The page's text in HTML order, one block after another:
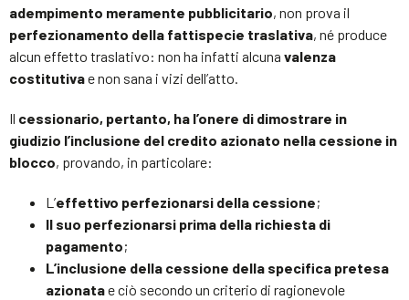
adempimento meramente pubblicitario, non prova il
perfezionamento della fattispecie traslativa, né produce
alcun effetto traslativo: non ha infatti alcuna valenza
costitutivae non sana i vizi dell’atto.
Il cessionario, pertanto, ha l’onere di dimostrare in
giudizio l’inclusione del credito azionato nella cessione in
blocco, provando, in particolare:
L’effettivo perfezionarsi della cessione;
Il suo perfezionarsi prima della richiesta di
pagamento;
L’inclusione della cessione della specifica pretesa
azionatae ciò secondo un criterio di ragionevole